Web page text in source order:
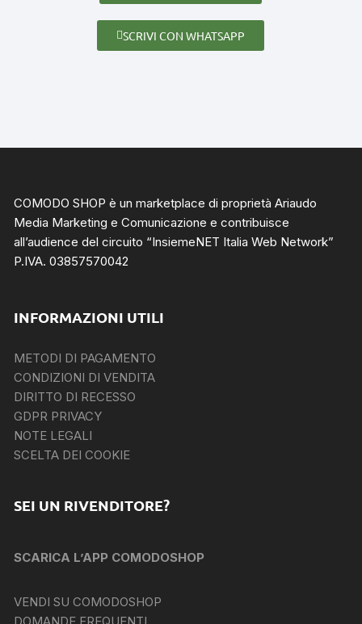
SCRIVI CON WHATSAPP
COMODO SHOP è un marketplace di proprietà Ariaudo
Media Marketing e Comunicazione e contribuisce
all’audience del circuito “InsiemeNET Italia Web Network”
P.IVA. 03857570042
INFORMAZIONI UTILI
METODI DI PAGAMENTO
CONDIZIONI DI VENDITA
DIRITTO DI RECESSO
GDPR PRIVACY
NOTE LEGALI
SCELTA DEI COOKIE
SEI UN RIVENDITORE?
SCARICA L’APP COMODOSHOP
VENDI SU COMODOSHOP